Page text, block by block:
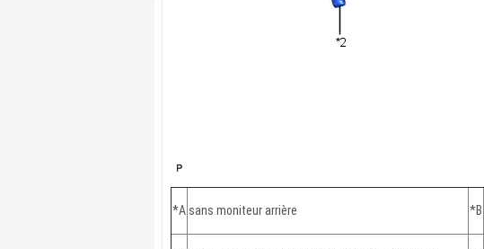
*A sans moniteur arrière *B